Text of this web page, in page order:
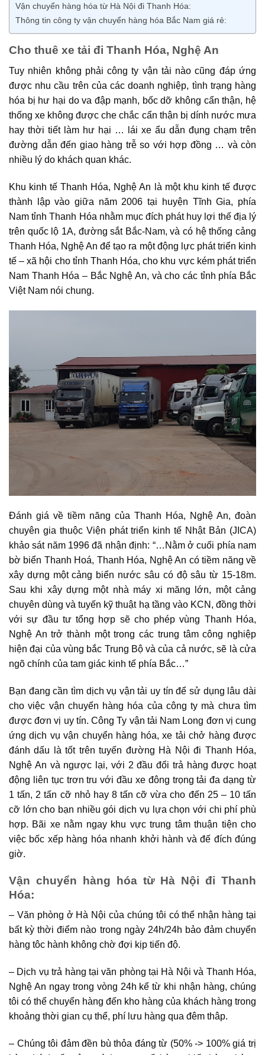
Vận chuyển hàng hóa từ Hà Nội đi Thanh Hóa:
Thông tin công ty vận chuyển hàng hóa Bắc Nam giá rẻ:
Cho thuê xe tải đi Thanh Hóa, Nghệ An
Tuy nhiên không phải công ty vận tải nào cũng đáp ứng
được nhu cầu trên của các doanh nghiệp, tình trạng hàng
hóa bị hư hại do va đập mạnh, bốc dỡ không cẩn thận, hệ
thống xe không được che chắc cẩn thận bị dính nước mưa
hay thời tiết làm hư hại … lái xe ẩu dẫn đụng chạm trên
đường dẫn đến giao hàng trễ so với hợp đồng … và còn
nhiều lý do khách quan khác.
Khu kinh tế Thanh Hóa, Nghệ An là một khu kinh tế được
thành lập vào giữa năm 2006 tại huyện Tĩnh Gia, phía
Nam tỉnh Thanh Hóa nhằm mục đích phát huy lợi thế địa lý
trên quốc lộ 1A, đường sắt Bắc-Nam, và có hệ thống cảng
Thanh Hóa, Nghệ An để tạo ra một động lực phát triển kinh
tế – xã hội cho tỉnh Thanh Hóa, cho khu vực kém phát triển
Nam Thanh Hóa – Bắc Nghệ An, và cho các tỉnh phía Bắc
Việt Nam nói chung.
Đánh giá về tiềm năng của Thanh Hóa, Nghệ An, đoàn
chuyên gia thuộc Viện phát triển kinh tế Nhật Bản (JICA)
khảo sát năm 1996 đã nhận định: “…Nằm ở cuối phía nam
bờ biển Thanh Hoá, Thanh Hóa, Nghệ An có tiềm năng về
xây dựng một cảng biển nước sâu có độ sâu từ 15-18m.
Sau khi xây dựng một nhà máy xi măng lớn, một cảng
chuyên dùng và tuyến kỹ thuật hạ tầng vào KCN, đồng thời
với sự đầu tư tổng hợp sẽ cho phép vùng Thanh Hóa,
Nghệ An trở thành một trong các trung tâm công nghiệp
hiện đại của vùng bắc Trung Bộ và của cả nước, sẽ là cửa
ngõ chính của tam giác kinh tế phía Bắc…”
Bạn đang cần tìm dịch vụ vận tải uy tín để sử dụng lâu dài
cho việc vận chuyển hàng hóa của công ty mà chưa tìm
được đơn vị uy tín. Công Ty vận tải Nam Long đơn vị cung
ứng dịch vụ vận chuyển hàng hóa, xe tải chở hàng được
đánh dấu là tốt trên tuyến đường Hà Nội đi Thanh Hóa,
Nghệ An và ngược lại, với 2 đầu đổi trả hàng được hoạt
động liên tục trơn tru với đầu xe đông trọng tải đa dạng từ
1 tấn, 2 tấn cỡ nhỏ hay 8 tấn cỡ vừa cho đến 25 – 10 tấn
cỡ lớn cho bạn nhiều gói dịch vụ lựa chọn với chi phí phù
hợp. Bãi xe nằm ngay khu vực trung tâm thuận tiện cho
việc bốc xếp hàng hóa nhanh khởi hành và đế đích đúng
giờ.
Vận chuyển hàng hóa từ Hà Nội đi Thanh
Hóa:
– Văn phòng ở Hà Nội của chúng tôi có thể nhận hàng tại
bất kỳ thời điểm nào trong ngày 24h/24h bảo đảm chuyển
hàng tôc hành không chờ đợi kịp tiến độ.
– Dịch vụ trả hàng tại văn phòng tại Hà Nội và Thanh Hóa,
Nghệ An ngay trong vòng 24h kể từ khi nhận hàng, chúng
tôi có thể chuyển hàng đến kho hàng của khách hàng trong
khoảng thời gian cụ thể, phí lưu hàng qua đêm thâp.
– Chúng tôi đảm đền bù thỏa đáng từ (50% -> 100% giá trị